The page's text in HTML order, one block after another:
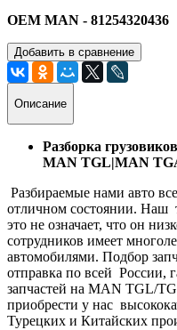
OEM MAN - 81254320436
Добавить в сравнение
Описание
Разборка
MAN TGL|MAN
Разбираемые нами авто
отличном состоянии. Наш
это не означает, что он
сотрудников имеет
автомобилями. Подбор
отправка по всей России,
запчастей на MAN TGL/
приобрести у нас
Турецких и Китайских